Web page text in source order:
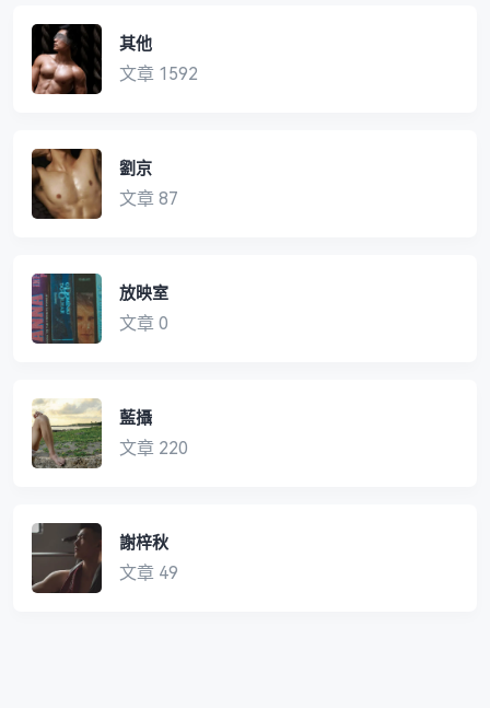
其他
文章 1592
劉京
文章 87
放映室
文章 0
藍攝
文章 220
謝梓秋
文章 49